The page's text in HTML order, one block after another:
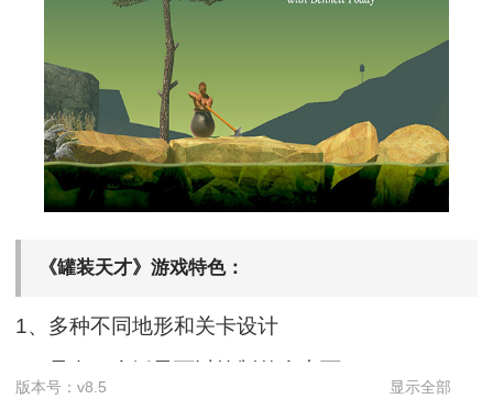
《罐装天才》游戏特色：
1、多种不同地形和关卡设计
版本号：v8.5 显示全部